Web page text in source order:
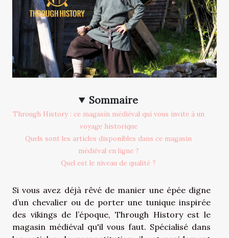
Sommaire
Through History : ce magasin médiéval qui vous invite à un
voyage historique
Quels sont les articles disponibles dans ce magasin
médiéval en ligne ?
Quel est le niveau de qualité ?
Si vous avez déjà rêvé de manier une épée digne
d’un chevalier ou de porter une tunique inspirée
des vikings de l’époque, Through History est le
magasin médiéval qu'il vous faut. Spécialisé dans